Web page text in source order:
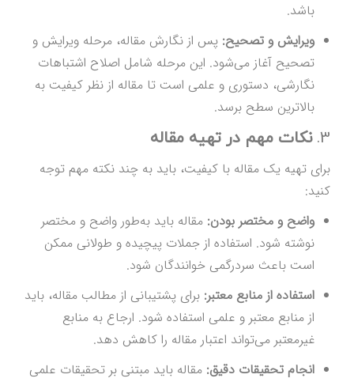
باشد.
ویرایش و تصحیح: پس از نگارش مقاله، مرحله ویرایش و
تصحیح آغاز می‌شود. این مرحله شامل اصلاح اشتباهات
نگارشی، دستوری و علمی است تا مقاله از نظر کیفیت به
بالاترین سطح برسد.
3. نکات مهم در تهیه مقاله
برای تهیه یک مقاله با کیفیت، باید به چند نکته مهم توجه
کنید:
واضح و مختصر بودن: مقاله باید به‌طور واضح و مختصر
نوشته شود. استفاده از جملات پیچیده و طولانی ممکن
است باعث سردرگمی خوانندگان شود.
استفاده از منابع معتبر: برای پشتیبانی از مطالب مقاله، باید
از منابع معتبر و علمی استفاده شود. ارجاع به منابع
غیرمعتبر می‌تواند اعتبار مقاله را کاهش دهد.
انجام تحقیقات دقیق: مقاله باید مبتنی بر تحقیقات علمی